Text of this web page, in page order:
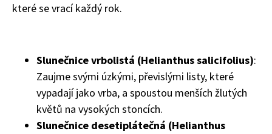
které se vrací každý rok.
Slunečnice vrbolistá (Helianthus salicifolius):
Zaujme svými úzkými, převislými listy, které
vypadají jako vrba, a spoustou menších žlutých
květů na vysokých stoncích.
Slunečnice desetiplátečná (Helianthus